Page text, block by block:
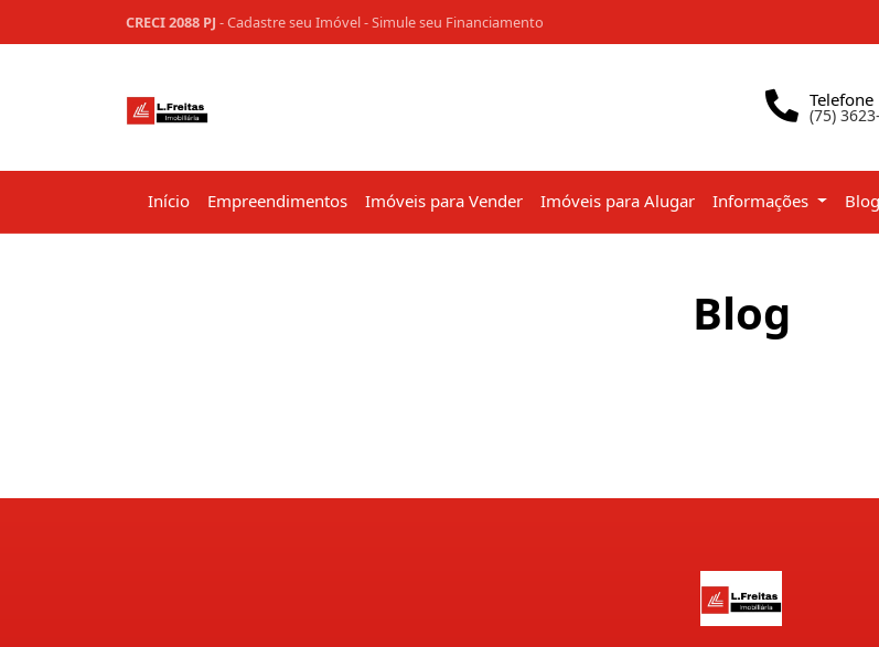
CRECI 2088 PJ -Cadastre seu Imóvel-Simule seu Financiamento
Telefone
(75)
Início Empreendimentos Imóveis para Vender Imóveis para Alugar Informações Blog
Blog